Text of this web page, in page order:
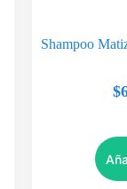
Shampoo
$